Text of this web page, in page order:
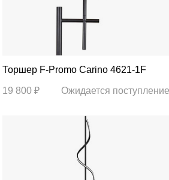
Торшер F-Promo Carino 4621-1F
19 800 ₽ Ожидается поступление